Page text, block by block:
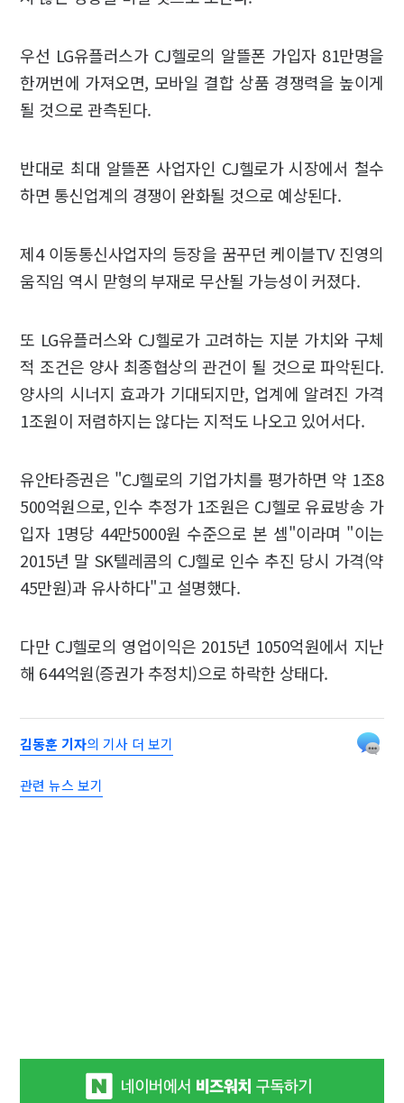
우선 LG유플러스가 CJ헬로의 알뜰폰 가입자 81만명을
한꺼번에 가져오면, 모바일 결합 상품 경쟁력을 높이게
될 것으로 관측된다.
반대로 최대 알뜰폰 사업자인 CJ헬로가 시장에서 철수
하면 통신업계의 경쟁이 완화될 것으로 예상된다.
제4 이동통신사업자의 등장을 꿈꾸던 케이블TV 진영의
움직임 역시 맏형의 부재로 무산될 가능성이 커졌다.
또 LG유플러스와 CJ헬로가 고려하는 지분 가치와 구체
적 조건은 양사 최종협상의 관건이 될 것으로 파악된다.
양사의 시너지 효과가 기대되지만, 업계에 알려진 가격
1조원이 저렴하지는 않다는 지적도 나오고 있어서다.
유안타증권은 "CJ헬로의 기업가치를 평가하면 약 1조8
500억원으로, 인수 추정가 1조원은 CJ헬로 유료방송 가
입자 1명당 44만5000원 수준으로 본 셈"이라며 "이는
2015년 말 SK텔레콤의 CJ헬로 인수 추진 당시 가격(약
45만원)과 유사하다"고 설명했다.
다만 CJ헬로의 영업이익은 2015년 1050억원에서 지난
해 644억원(증권가 추정치)으로 하락한 상태다.
김동훈 기자의 기사 더 보기
관련 뉴스 보기